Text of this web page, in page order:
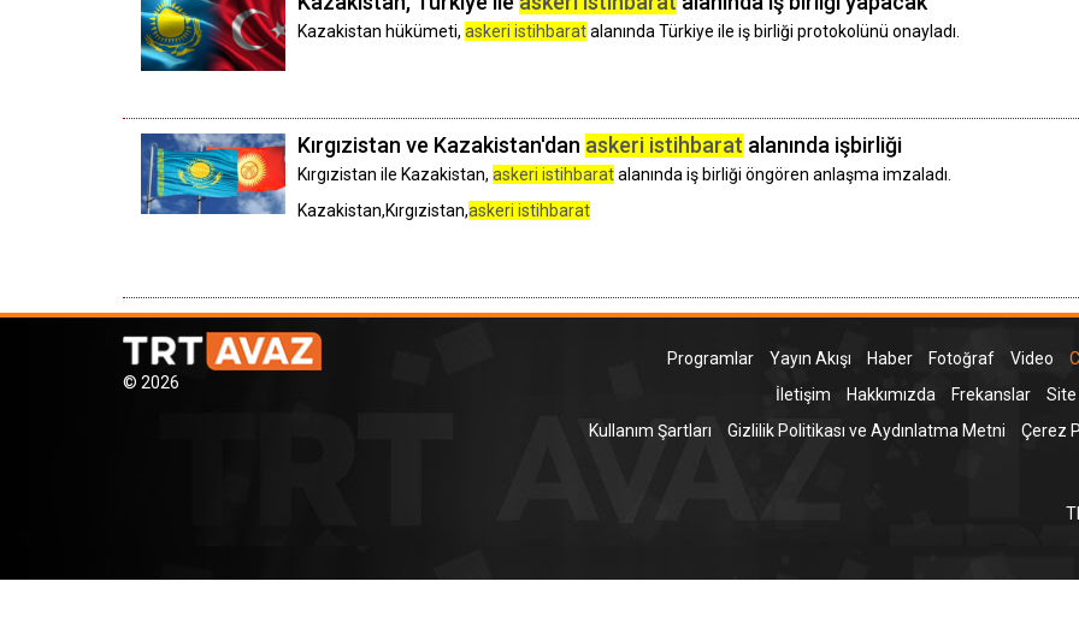
Kazakistan hükümeti, askeri istihbaratalanında Türkiye ile iş birliği protokolünü onayladı.
Kırgızistan ve Kazakistan'dan askeri istihbarat alanında işbirliği
Kırgızistan ile Kazakistan, askeri istihbaratalanında iş birliği öngören anlaşma imzaladı.
Kazakistan,Kırgızistan,askeri istihbarat
© 2026
Programlar Yayın Akışı Haber Fotoğraf Video
İletişim
Hakkımızda Frekanslar
Site
Kullanım Şartları
Gizlilik Politikası ve Aydınlatma Metni Çerez